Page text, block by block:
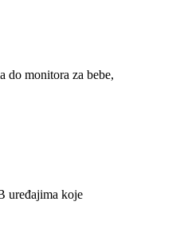
do monitora za bebe,
uređajima koje